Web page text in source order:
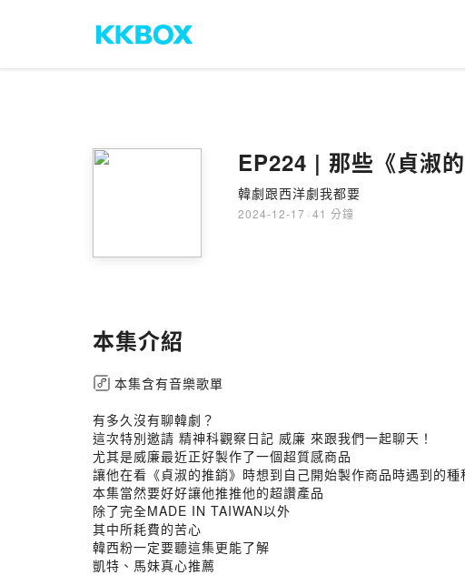
EP224 | 那些《貞淑
韓劇跟西洋劇我都要
2024-12-17 · 41 分鐘
本集介紹
本集含有音樂歌單
有多久沒有聊韓劇？
這次特別邀請 精神科觀察日記 威廉 來跟我們一起聊天！
尤其是威廉最近正好製作了一個超質感商品
讓他在看《貞淑的推銷》時想到自己開始製作商品時遇到的種
本集當然要好好讓他推推他的超讚產品
除了完全MADE IN TAIWAN以外
其中所耗費的苦心
韓西粉一定要聽這集更能了解
凱特、馬妹真心推薦